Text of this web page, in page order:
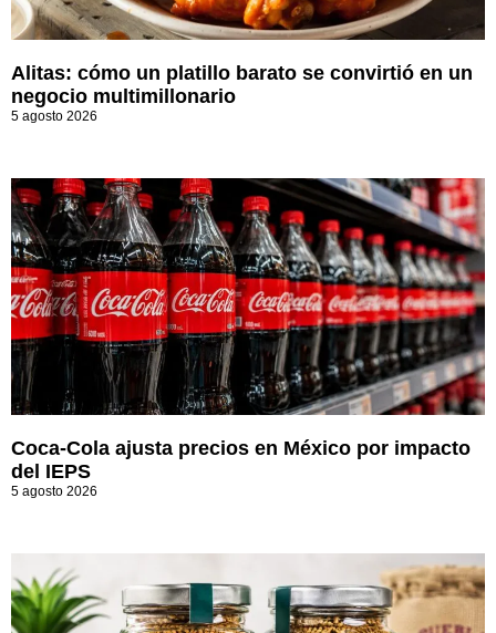
Alitas: cómo un platillo barato se convirtió en un
negocio multimillonario
5 agosto 2026
Coca-Cola ajusta precios en México por impacto
del IEPS
5 agosto 2026